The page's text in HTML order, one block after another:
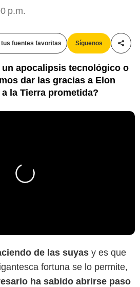
p.m.
tus fuentes favoritas Síguenos
un apocalipsis tecnológico o
dar las gracias a Elon
la Tierra prometida?
de las suyas y es que
fortuna se lo permite,
ha sabido abrirse paso